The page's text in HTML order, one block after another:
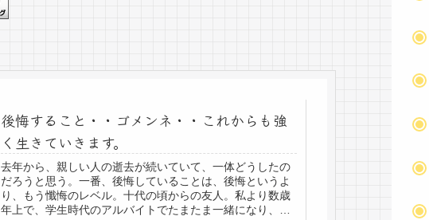
後悔すること・・ゴメンネ・・これからも強
く生きていきます。
去年から、親しい人の逝去が続いていて、一体どうしたの
だろうと思う。一番、後悔していることは、後悔というよ
り、もう懺悔のレベル。十代の頃からの友人。私より数歳
年上で、学生時代のアルバイトでたまたま一緒になり、親